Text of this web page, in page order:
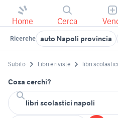
Home Cerca
Ricerche auto Napoli provincia
Subito Libri e riviste libri
Cosa cerchi?